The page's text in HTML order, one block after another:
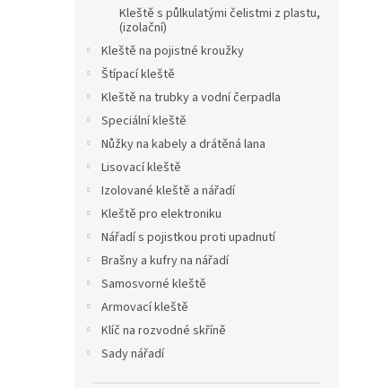
Kleště s půlkulatými čelistmi z plastu,
(izolační)
Kleště na pojistné kroužky
Štípací kleště
Kleště na trubky a vodní čerpadla
Speciální kleště
Nůžky na kabely a drátěná lana
Lisovací kleště
Izolované kleště a nářadí
Kleště pro elektroniku
Nářadí s pojistkou proti upadnutí
Brašny a kufry na nářadí
Samosvorné kleště
Armovací kleště
Klíč na rozvodné skříně
Sady nářadí